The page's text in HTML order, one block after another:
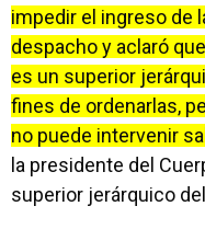
impedir el ingreso de
despacho y aclaró
es un superior
fines de ordenarlas,
no puede intervenir
la presidente del
superior jerárquico